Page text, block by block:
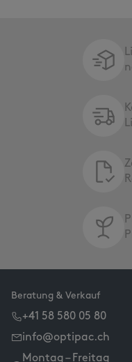
Beratung & Verkauf
+41 58 580 05 80
info@optipac.ch
Montag – Freitag